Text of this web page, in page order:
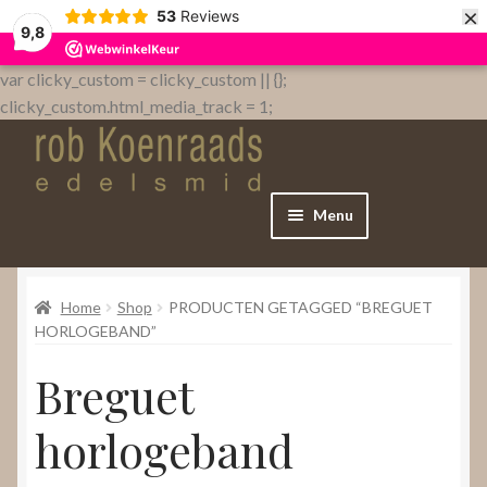
9,8
53 Reviews ×
var clicky_custom = clicky_custom || {};
clicky_custom.html_media_track = 1;
Menu
Home
WebShop
Over
Contact
Home Shop
PRODUCTEN GETAGGED “BREGUET
HORLOGEBAND”
Breguet
horlogeband